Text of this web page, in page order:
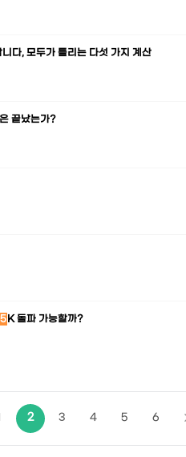
다, 모두가 틀리는 다섯 가지 계산
끝났는가?
5 K 돌파 가능할까?
2 3 4 5 6